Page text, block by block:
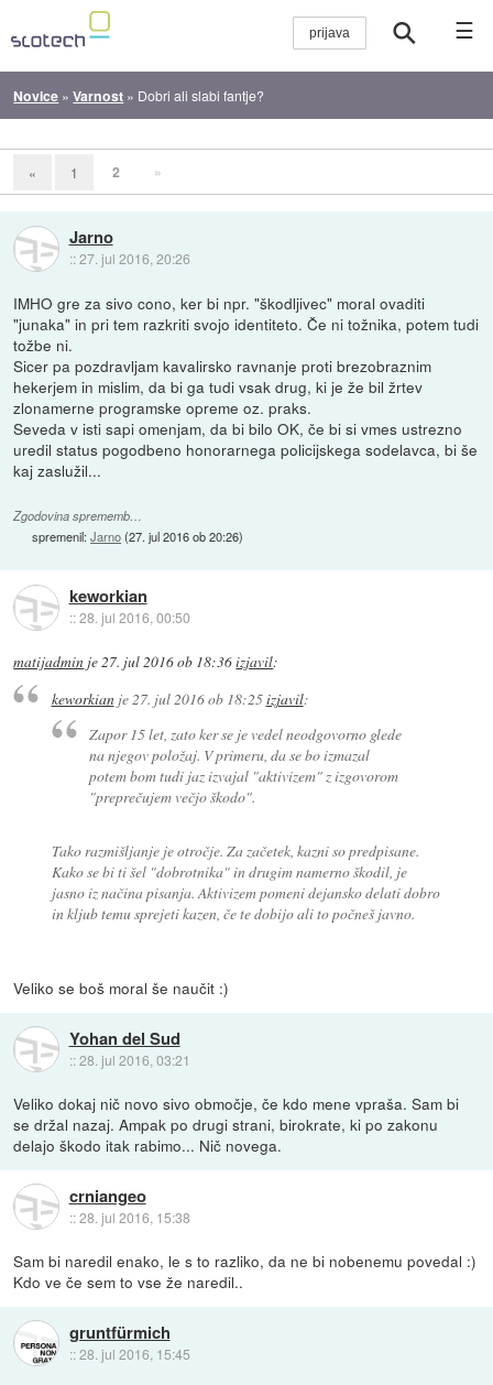
☰
Novice »Varnost » Dobri ali slabi fantje?
« 1 2 »
Jarno
::27. jul 2016, 20:26
IMHO gre za sivo cono, ker bi npr. "škodljivec" moral ovaditi
"junaka" in pri tem razkriti svojo identiteto. Če ni tožnika, potem tudi
tožbe ni.
Sicer pa pozdravljam kavalirsko ravnanje proti brezobraznim
hekerjem in mislim, da bi ga tudi vsak drug, ki je že bil žrtev
zlonamerne programske opreme oz. praks.
Seveda v isti sapi omenjam, da bi bilo OK, če bi si vmes ustrezno
uredil status pogodbeno honorarnega policijskega sodelavca, bi še
kaj zaslužil...
Zgodovina sprememb…
spremenil:Jarno(27. jul 2016 ob 20:26)
keworkian
::28. jul 2016, 00:50
matijadmin je27. jul 2016 ob 18:36izjavil:
keworkianje 27. jul 2016 ob 18:25izjavil:
Zapor 15 let, zato ker se je vedel neodgovorno glede
na njegov položaj. V primeru, da se bo izmazal
potem bom tudi jaz izvajal "aktivizem" z izgovorom
"preprečujem večjo škodo".
Tako razmišljanje je otročje. Za začetek, kazni so predpisane.
Kako se bi ti šel "dobrotnika" in drugim namerno škodil, je
jasno iz načina pisanja. Aktivizem pomeni dejansko delati dobro
in kljub temu sprejeti kazen, če te dobijo ali to počneš javno.
Veliko se boš moral še naučit :)
Yohan del Sud
::28. jul 2016, 03:21
Veliko dokaj nič novo sivo območje, če kdo mene vpraša. Sam bi
se držal nazaj. Ampak po drugi strani, birokrate, ki po zakonu
delajo škodo itak rabimo... Nič novega.
crniangeo
::28. jul 2016, 15:38
Sam bi naredil enako, le s to razliko, da ne bi nobenemu povedal :)
Kdo ve če sem to vse že naredil..
gruntfürmich
::28. jul 2016, 15:45